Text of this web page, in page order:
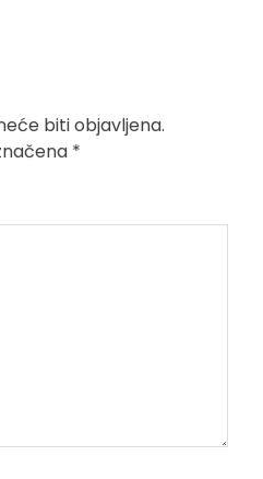
biti objavljena.
*